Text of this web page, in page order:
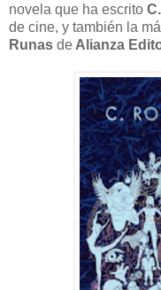
novela que ha escrito
de cine, y también la
Runas de Alianza